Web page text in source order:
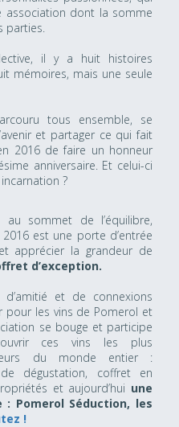
association dont la somme
parties.
il y a huit histoires
mémoires, mais une seule
tous ensemble, se
et partager ce qui fait
2016 de faire un honneur
anniversaire. Et celui-ci
?
sommet de l’équilibre,
est une porte d’entrée
apprécier la grandeur de
d’exception.
et de connexions
pour les vins de Pomerol et
se bouge et participe
ces vins les plus
du monde entier :
dégustation, coffret en
et aujourd’hui une
Pomerol Séduction, les
!